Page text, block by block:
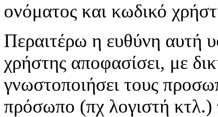
ονόματος και κωδικό
Περαιτέρω η ευθύνη αυτή
χρήστης αποφασίσει, με
γνωστοποιήσει τους
πρόσωπο (πχ λογιστή κτλ.)